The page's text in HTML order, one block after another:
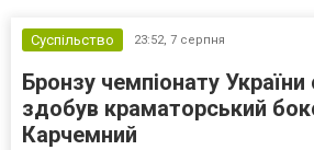
Суспільство 23:52, 7 серпня
Бронзу чемпіонату України
здобув краматорський
Карчемний